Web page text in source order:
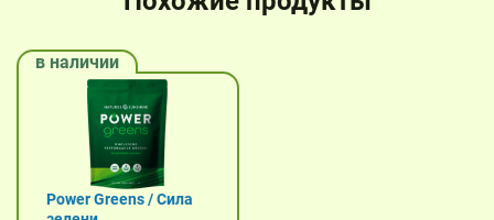
в наличии
Power Greens / Сила